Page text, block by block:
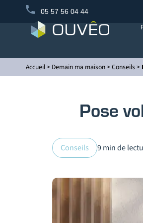
05 57 56 04 44
Accueil> Demain ma maison>Conseils>
Pose
Conseils 9 min de